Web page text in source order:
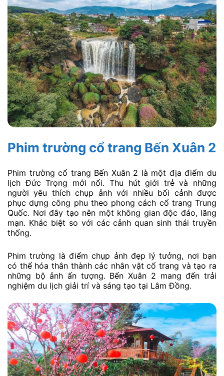
Phim trường cổ trang Bến Xuân 2
Phim trường cổ trang Bến Xuân 2 là một địa điểm du
lịch Đức Trọng mới nổi. Thu hút giới trẻ và những
người yêu thích chụp ảnh với nhiều bối cảnh được
phục dựng công phu theo phong cách cổ trang Trung
Quốc. Nơi đây tạo nên một không gian độc đáo, lãng
mạn. Khác biệt so với các cảnh quan sinh thái truyền
thống.
Phim trường là điểm chụp ảnh đẹp lý tưởng, nơi bạn
có thể hóa thân thành các nhân vật cổ trang và tạo ra
những bộ ảnh ấn tượng. Bến Xuân 2 mang đến trải
nghiệm du lịch giải trí và sáng tạo tại Lâm Đồng.